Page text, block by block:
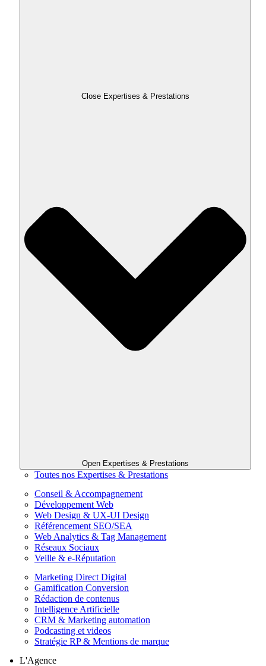
Close Expertises & Prestations
Open Expertises & Prestations
Toutes nos Expertises & Prestations
Conseil & Accompagnement
Développement Web
Web Design & UX-UI Design
Référencement SEO/SEA
Web Analytics & Tag Management
Réseaux Sociaux
Veille & e-Réputation
Marketing Direct Digital
Gamification Conversion
Rédaction de contenus
Intelligence Artificielle
CRM & Marketing automation
Podcasting et videos
Stratégie RP & Mentions de marque
L'Agence